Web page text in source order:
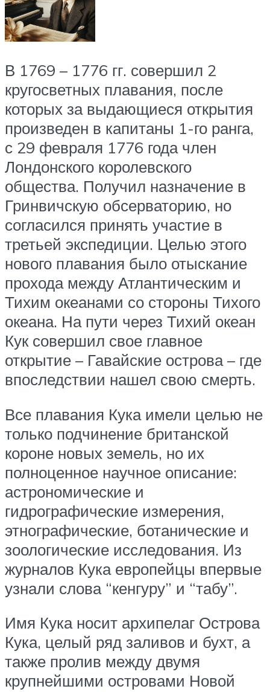
В 1769 – 1776 гг. совершил 2
кругосветных плавания, после
которых за выдающиеся открытия
произведен в капитаны 1-го ранга,
с 29 февраля 1776 года член
Лондонского королевского
общества. Получил назначение в
Гринвичскую обсерваторию, но
согласился принять участие в
третьей экспедиции. Целью этого
нового плавания было отыскание
прохода между Атлантическим и
Тихим океанами со стороны Тихого
океана. На пути через Тихий океан
Кук совершил свое главное
открытие – Гавайские острова – где
впоследствии нашел свою смерть.
Все плавания Кука имели целью не
только подчинение британской
короне новых земель, но их
полноценное научное описание:
астрономические и
гидрографические измерения,
этнографические, ботанические и
зоологические исследования. Из
журналов Кука европейцы впервые
узнали слова “кенгуру” и “табу”.
Имя Кука носит архипелаг Острова
Кука, целый ряд заливов и бухт, а
также пролив между двумя
крупнейшими островами Новой